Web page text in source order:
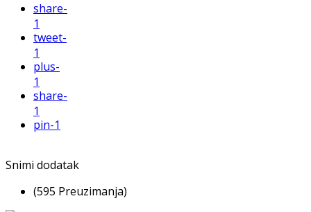
share-
1
tweet-
1
plus-
1
share-
1
pin-1
Snimi dodatak
(595 Preuzimanja)